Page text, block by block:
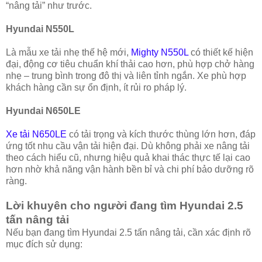
“nâng tải” như trước.
Hyundai N550L
Là mẫu xe tải nhẹ thế hệ mới, Mighty N550Lcó thiết kế hiện
đại, động cơ tiêu chuẩn khí thải cao hơn, phù hợp chở hàng
nhẹ – trung bình trong đô thị và liên tỉnh ngắn. Xe phù hợp
khách hàng cần sự ổn định, ít rủi ro pháp lý.
Hyundai N650LE
Xe tải N650LE có tải trọng và kích thước thùng lớn hơn, đáp
ứng tốt nhu cầu vận tải hiện đại. Dù không phải xe nâng tải
theo cách hiểu cũ, nhưng hiệu quả khai thác thực tế lại cao
hơn nhờ khả năng vận hành bền bỉ và chi phí bảo dưỡng rõ
ràng.
Lời khuyên cho người đang tìm Hyundai 2.5
tấn nâng tải
Nếu bạn đang tìm Hyundai 2.5 tấn nâng tải, cần xác định rõ
mục đích sử dụng: